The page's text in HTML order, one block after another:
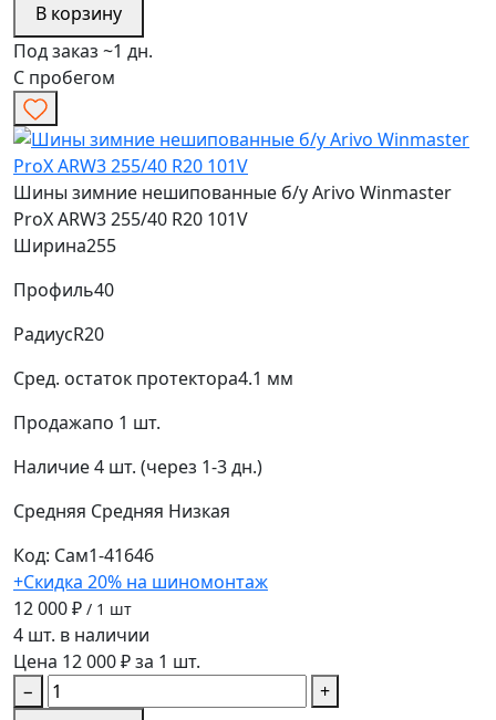
В корзину
Под заказ ~1 дн.
С пробегом
Шины зимние нешипованные б/у Arivo Winmaster
ProX ARW3 255/40 R20 101V
Ширина255
Профиль40
РадиусR20
Сред. остаток протектора4.1 мм
Продажапо 1 шт.
Наличие4 шт. (через 1-3 дн.)
Средняя Средняя Низкая
Код: Сам1-41646
+Скидка 20% на шиномонтаж
12 000 ₽ / 1 шт
4 шт. в наличии
Цена 12 000 ₽ за 1 шт.
−
+